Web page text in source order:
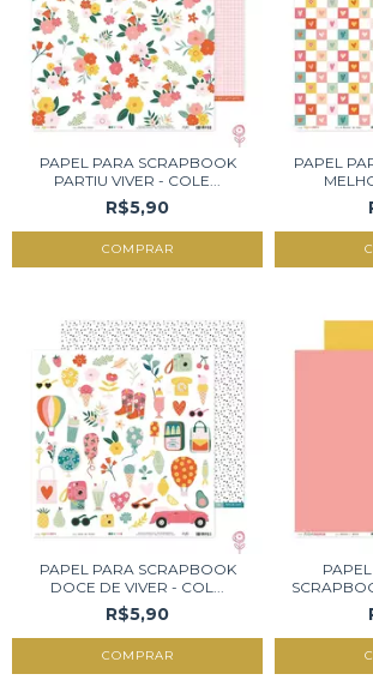
PAPEL PARA SCRAPBOOK
PARTIU VIVER - COLE...
R$5,90
PAPEL
PAPEL PARA SCRAPBOOK
DOCE DE VIVER - COL...
R$5,90